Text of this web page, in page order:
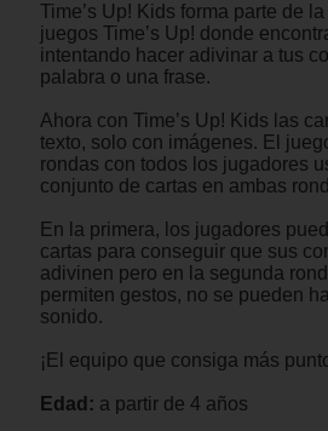
Time’s Up! Kids forma parte de
juegos Time’s Up! donde
intentando hacer adivinar a tus
palabra o una frase.
Ahora con Time’s Up! Kids las
texto, solo con imágenes. El
rondas con todos los jugadores
conjunto de cartas en ambas
En la primera, los jugadores
cartas para conseguir que sus
adivinen pero en la segunda
permiten gestos, no se pueden
sonido.
¡El equipo que consiga más
Edad: a partir de 4 años